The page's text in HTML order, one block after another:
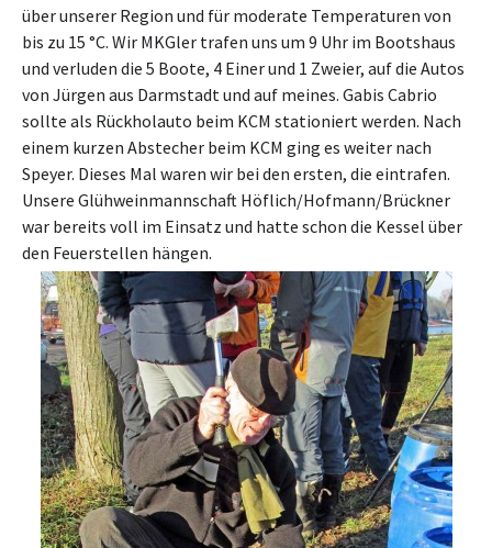
über unserer Region und für moderate Temperaturen von
bis zu 15 °C. Wir MKGler trafen uns um 9 Uhr im Bootshaus
und verluden die 5 Boote, 4 Einer und 1 Zweier, auf die Autos
von Jürgen aus Darmstadt und auf meines. Gabis Cabrio
sollte als Rückholauto beim KCM stationiert werden. Nach
einem kurzen Abstecher beim KCM ging es weiter nach
Speyer. Dieses Mal waren wir bei den ersten, die eintrafen.
Unsere Glühweinmannschaft Höflich/Hofmann/Brückner
war bereits voll im Einsatz und hatte schon die Kessel über
den Feuerstellen hängen.